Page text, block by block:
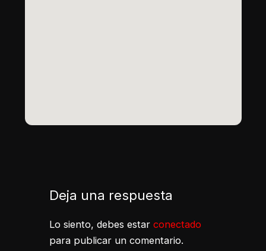
Deja una respuesta
Lo siento, debes estar conectado
para publicar un comentario.